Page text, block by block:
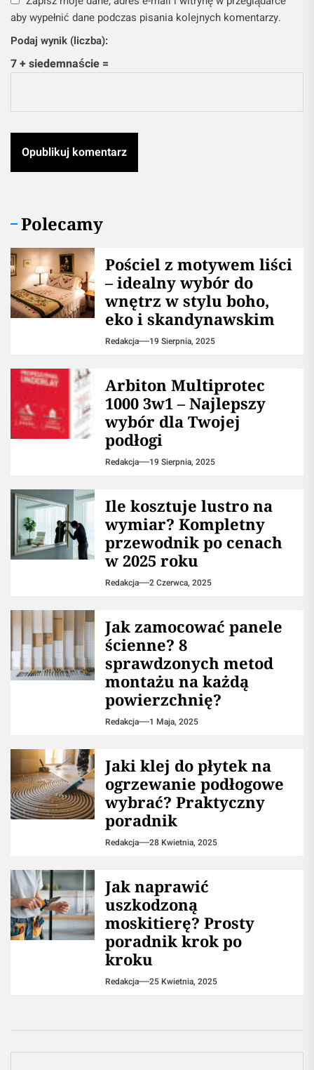
aby wypełnić dane podczas pisania kolejnych komentarzy.
Podaj wynik (liczba):
7 + siedemnaście =
Polecamy
Pościel z motywem liści
– idealny wybór do
wnętrz w stylu boho,
eko i skandynawskim
Redakcja 19 Sierpnia, 2025
Arbiton Multiprotec
1000 3w1 – Najlepszy
wybór dla Twojej
podłogi
Redakcja 19 Sierpnia, 2025
Ile kosztuje lustro na
wymiar? Kompletny
przewodnik po cenach
w 2025 roku
Redakcja 2 Czerwca, 2025
Jak zamocować panele
ścienne? 8
sprawdzonych metod
montażu na każdą
powierzchnię?
Redakcja 1 Maja, 2025
Jaki klej do płytek na
ogrzewanie podłogowe
wybrać? Praktyczny
poradnik
Redakcja 28 Kwietnia, 2025
Jak naprawić
uszkodzoną
moskitierę? Prosty
poradnik krok po
kroku
Redakcja 25 Kwietnia, 2025